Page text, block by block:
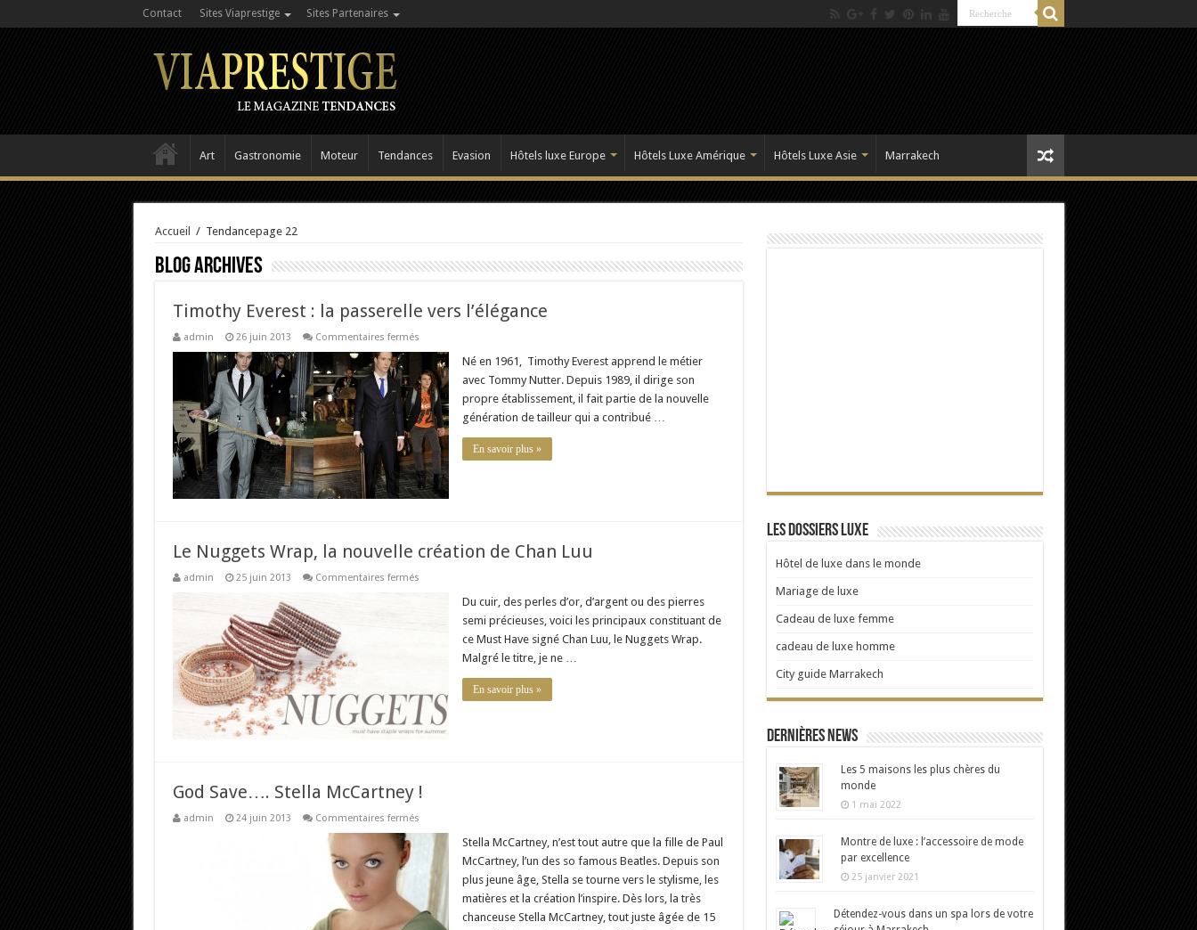
Contact Sites Viaprestige Sites Partenaires
Art Gastronomie Moteur Tendances Evasion Hôtels luxe Europe Hôtels Luxe Amérique Hôtels Luxe Asie Marrakech
Accueil / Tendancepage 22
Blog Archives
Timothy Everest : la passerelle vers l’élégance
admin 26 juin 2013 Commentaires ferméssur
Everest
:
la
passerelle
vers
l’élégance
Né en 1961, Timothy Everest apprend le métier
avec Tommy Nutter. Depuis 1989, il dirige son
propre établissement, il fait partie de la nouvelle
génération de tailleur qui a contribué …
En savoir plus »
Le Nuggets Wrap, la nouvelle création de Chan Luu
admin 25 juin 2013 Commentaires ferméssur
Du cuir, des perles d’or, d’argent ou des pierres
semi précieuses, voici les principaux constituant de
ce Must Have signé Chan Luu, le Nuggets Wrap.
Malgré le titre, je ne …
En savoir plus »
God Save…. Stella McCartney !
admin 24 juin 2013 Commentaires ferméssur
McCartney
Stella McCartney, n’est tout autre que la fille de Paul
McCartney, l’un des so famous Beatles. Depuis son
plus jeune âge, Stella se tourne vers le stylisme, les
matières et la création l’inspire. Dès lors, la très
chanceuse Stella McCartney, tout juste âgée de 15
Les dossiers Luxe
Hôtel de luxe dans le monde
Mariage de luxe
Cadeau de luxe femme
cadeau de luxe homme
City guide Marrakech
Dernières news
Les 5 maisons les plus chères du
monde
1 mai 2022
Montre de luxe : l’accessoire de mode
par excellence
25 janvier 2021
Détendez-vous dans un spa lors de votre